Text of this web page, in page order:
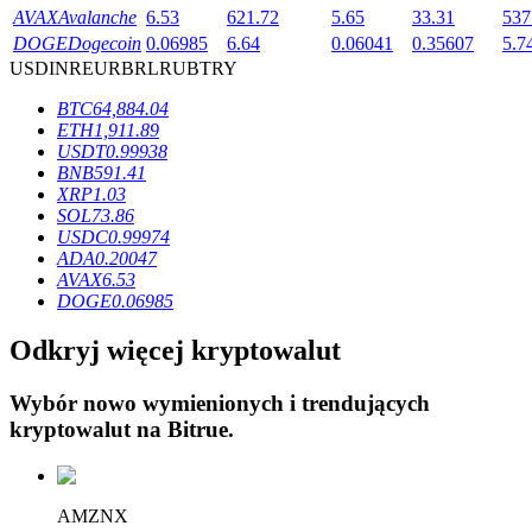
Blokady BTR
Ekskluzywne inwestycje dla posiadaczy BTR
Pożyczki
Usługa pożyczek wspieranych kryptowalutami
AVAXAvalanche 6.53 621.72 5.65 33.31
DOGEDogecoin 0.06985 6.64 0.06041 0.35607
USDINREURBRLRUBTRY
BTC64,884.04
ETH1,911.89
USDT0.99938
BNB591.41
XRP1.03
SOL73.86
USDC0.99974
ADA0.20047
AVAX6.53
DOGE0.06985
Odkryj więcej kryptowalut
Wybór nowo wymienionych i trendujących
kryptowalut na Bitrue.
AMZNX